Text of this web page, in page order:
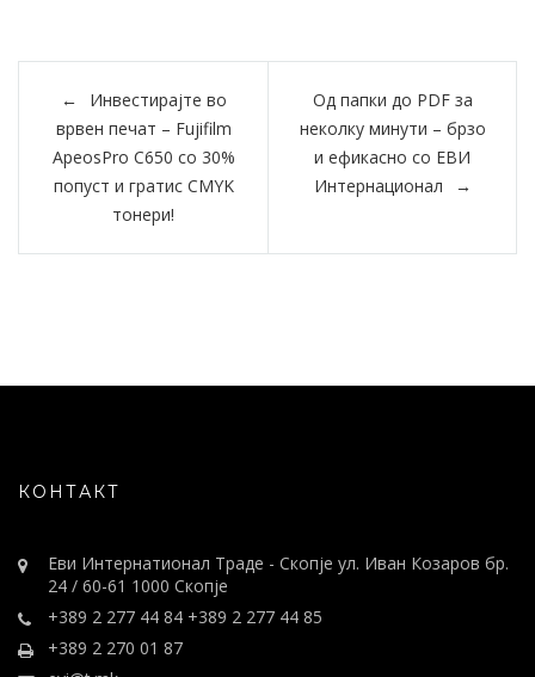
Post
navigation
Инвестирајте во
врвен печат – Fujifilm
ApeosPro C650 со 30%
попуст и гратис CMYK
тонери!
Од папки до PDF за
неколку минути – брзо
и ефикасно со ЕВИ
Интернационал
КОНТАКТ
Еви Интернатионал Траде - Скопје ул. Иван Козаров бр.
24 / 60-61 1000 Скопје
+389 2 277 44 84 +389 2 277 44 85
+389 2 270 01 87